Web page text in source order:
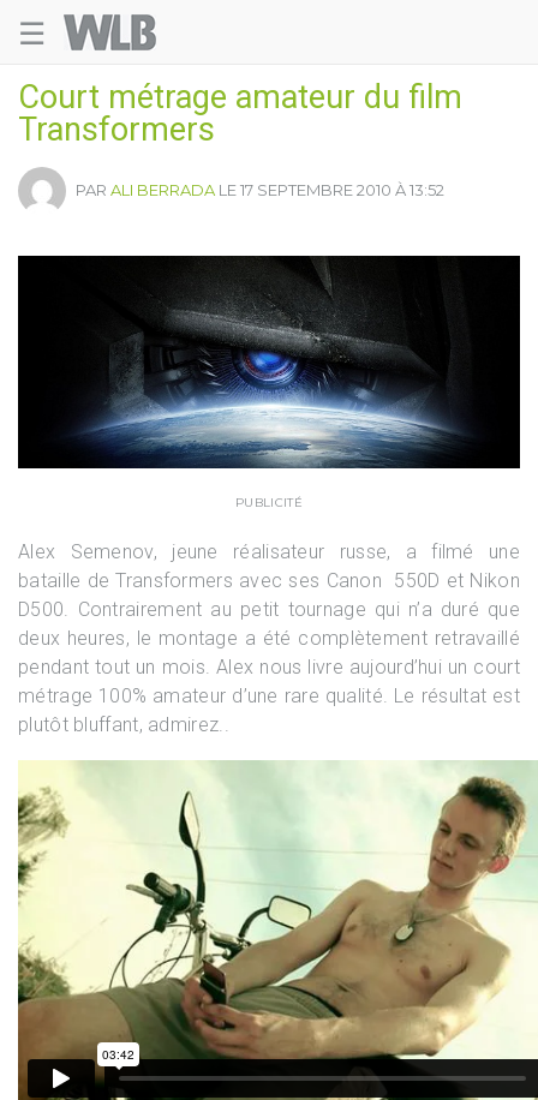
☰
Court métrage amateur du film
Transformers
PAR ALI BERRADA LE 17 SEPTEMBRE 2010 À 13:52
PUBLICITÉ
Alex Semenov, jeune réalisateur russe, a filmé une
bataille de Transformers avec ses Canon 550D et Nikon
D500. Contrairement au petit tournage qui n’a duré que
deux heures, le montage a été complètement retravaillé
pendant tout un mois. Alex nous livre aujourd’hui un court
métrage 100% amateur d’une rare qualité. Le résultat est
plutôt bluffant, admirez..